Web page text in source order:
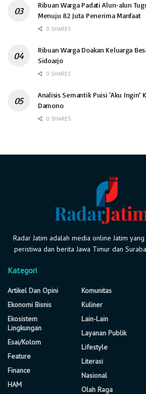
Ribuan Warga Padati Alun-alun
Menuju 82 Juta Penerima Manfaat
0 SHARES
Ribuan Warga Doakan Keluarga
Sidoarjo
0 SHARES
Analisis Semantik Puisi ‘Aku Ingin’
Damono
0 SHARES
Radar Jatim adalah media online Jatim
peristiwa dan berita Jawa Timur dan
Kategori
Artikel Dan Opini
Ekonomi Bisnis
Ekosistem
Lingkungan
Esai/Kolom
Feature
Finance
HAM
Komunitas
Kuliner
Lain-Lain
Layanan Publik
Lifestyle
Literasi
Nasional
Olah Raga